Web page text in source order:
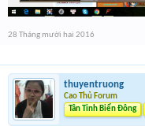
28 Tháng mười hai 2016
thuyentruong
Cao Thủ Forum
Tân Tinh Biển Đông